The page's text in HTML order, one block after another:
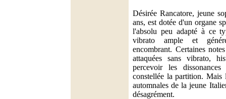
Désirée Rancatore, jeune
ans, est dotée d'un organe
l'absolu peu adapté à ce
vibrato ample et
encombrant. Certaines
attaquées sans vibrato,
percevoir les
constellée la partition. Mais
automnales de la jeune
désagrément.